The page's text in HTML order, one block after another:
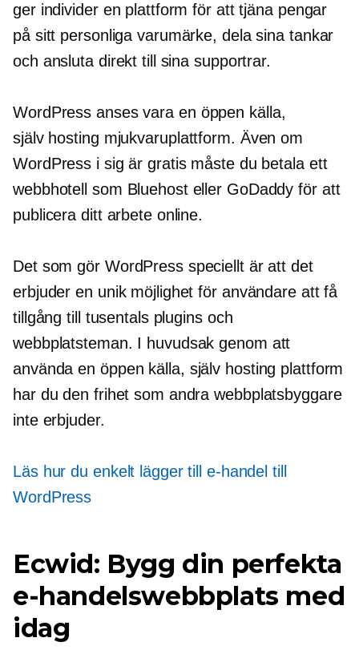
ger individer en plattform för att tjäna pengar
på sitt personliga varumärke, dela sina tankar
och ansluta direkt till sina supportrar.
WordPress anses vara en öppen källa,
själv hosting mjukvaruplattform. Även om
WordPress i sig är gratis måste du betala ett
webbhotell som Bluehost eller GoDaddy för att
publicera ditt arbete online.
Det som gör WordPress speciellt är att det
erbjuder en unik möjlighet för användare att få
tillgång till tusentals plugins och
webbplatsteman. I huvudsak genom att
använda en öppen källa, själv hosting plattform
har du den frihet som andra webbplatsbyggare
inte erbjuder.
Läs hur du enkelt lägger till e-handel till
WordPress
Ecwid: Bygg din perfekta
e-handelswebbplats med
idag